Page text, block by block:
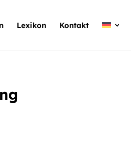
Lexikon Kontakt